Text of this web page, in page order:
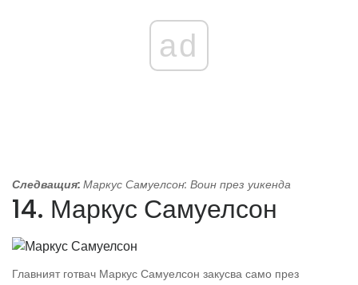
ad
Следващия: Маркус Самуелсон: Воин през уикенда
14. Маркус Самуелсон
Главният готвач Маркус Самуелсон закусва само през